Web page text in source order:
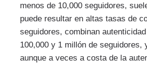
menos de 10,000 seguidores,
puede resultar en altas tasas de
seguidores, combinan
100,000 y 1 millón de
aunque a veces a costa de la